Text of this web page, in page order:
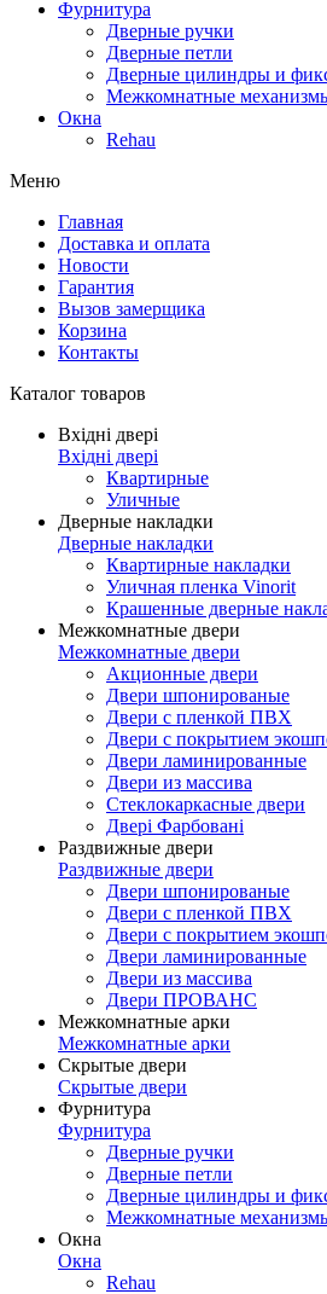
Фурнитура
Дверные ручки
Дверные петли
Дверные цилиндры и
Межкомнатные
Окна
Rehau
Меню
Главная
Доставка и оплата
Новости
Гарантия
Вызов замерщика
Корзина
Контакты
Каталог товаров
Вхідні двері
Вхідні двері
Квартирные
Уличные
Дверные накладки
Дверные накладки
Квартирные накладки
Уличная пленка Vinorit
Крашенные дверные
Межкомнатные двери
Межкомнатные двери
Акционные двери
Двери шпонированые
Двери с пленкой ПВХ
Двери с покрытием
Двери ламинированные
Двери из массива
Стеклокаркасные двери
Двері Фарбовані
Раздвижные двери
Раздвижные двери
Двери шпонированые
Двери с пленкой ПВХ
Двери с покрытием
Двери ламинированные
Двери из массива
Двери ПРОВАНС
Межкомнатные арки
Межкомнатные арки
Скрытые двери
Скрытые двери
Фурнитура
Фурнитура
Дверные ручки
Дверные петли
Дверные цилиндры и
Межкомнатные
Окна
Окна
Rehau